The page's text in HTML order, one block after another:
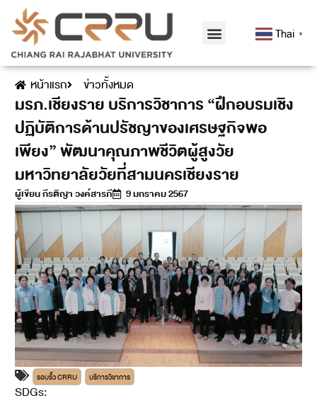
Thai ▼
หน้าแรก ข่าวทั้งหมด
มรภ.เชียงราย บริการวิชาการ “ฝึกอบรมเชิง
ปฏิบัติการด้านปรัชญาของเศรษฐกิจพอ
เพียง” พัฒนาคุณภาพชีวิตผู้สูงวัย
มหาวิทยาลัยวัยที่สามนครเชียงราย
ผู้เขียนกีรติญา วงค์สารภี 9 มกราคม 2567
รอบรั้ว CRRU บริการวิชาการ
SDGs: